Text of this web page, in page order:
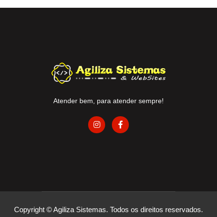
Atender bem, para atender sempre!
Copyright © Agiliza Sistemas. Todos os direitos reservados.